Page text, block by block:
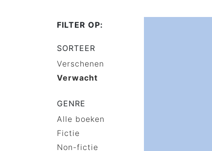
FILTER OP:
SORTEER
Verschenen
Verwacht
GENRE
Alle boeken
Fictie
Non-fictie